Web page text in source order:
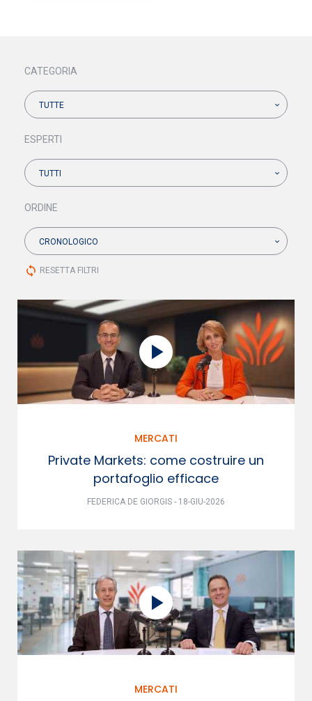
CATEGORIA
TUTTE
ESPERTI
TUTTI
ORDINE
CRONOLOGICO
sync RESETTA FILTRI
MERCATI
Private Markets: come costruire un
portafoglio efficace
FEDERICA DE GIORGIS - 18-GIU-2026
MERCATI